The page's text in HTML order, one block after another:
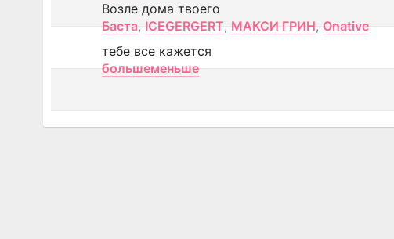
Возле дома твоего
Баста, ICEGERGERT, МАКСИ ГРИН, Onative
тебе все кажется
большеменьше